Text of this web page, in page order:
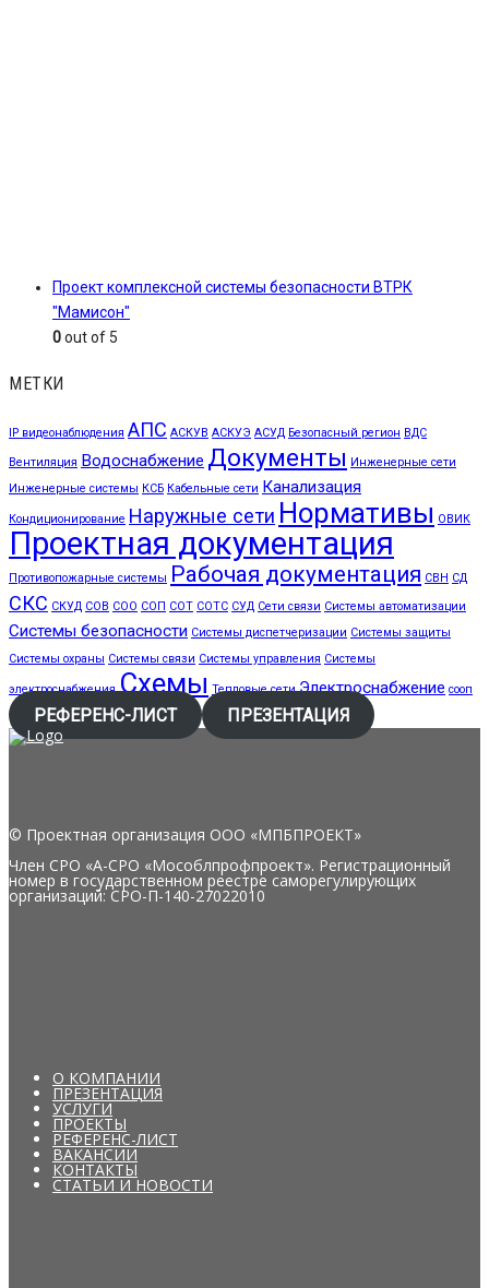
Проект комплексной системы безопасности ВТРК
"Мамисон"
0out of 5
МЕТКИ
IP видеонаблюдения АПС АСКУВ АСКУЭ АСУД Безопасный регион ВДС
Вентиляция Водоснабжение Документы Инженерные сети
Инженерные системы КСБ Кабельные сети Канализация
Кондиционирование Наружные сети Нормативы ОВИК
Проектная документация
Противопожарные системы Рабочая документация СВН СД
СКС СКУД СОВ СОО СОП СОТ СОТС СУД Сети связи Системы автоматизации
Системы безопасности Системы диспетчеризации Системы защиты
Системы охраны Системы связи Системы управления Системы
электроснабжения Схемы Тепловые сети Электроснабжение сооп
РЕФЕРЕНС-ЛИСТ ПРЕЗЕНТАЦИЯ
© Проектная организация ООО «МПБПРОЕКТ»
Член СРО «А-СРО «Мособлпрофпроект». Регистрационный
номер в государственном реестре саморегулирующих
организаций: СРО-П-140-27022010
О КОМПАНИИ
ПРЕЗЕНТАЦИЯ
УСЛУГИ
ПРОЕКТЫ
РЕФЕРЕНС-ЛИСТ
ВАКАНСИИ
КОНТАКТЫ
СТАТЬИ И НОВОСТИ